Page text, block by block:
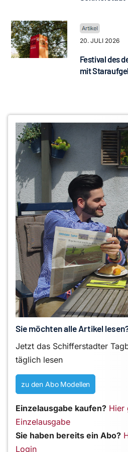
20. JULI 2026
Festival des
mit
Sie möchten alle Artikel
Jetzt das Schifferstadter
täglich lesen
zu den Abo Modellen
Einzelausgabe kaufen? Hier
Einzelausgabe
Sie haben bereits ein Abo?
Login